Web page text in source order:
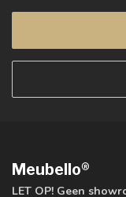
Meubello®
LET OP! Geen